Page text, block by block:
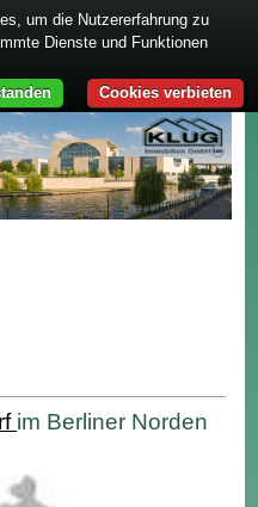
im Berliner Norden
um die Nutzererfahrung zu
Dienste und Funktionen
Cookies verbieten